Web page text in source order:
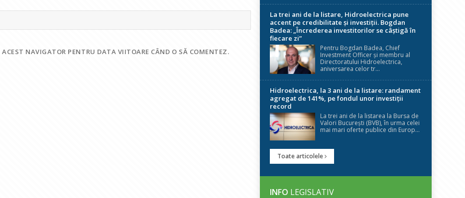
NAVIGATOR PENTRU DATA VIITOARE CÂND O SĂ COMENTEZ.
La trei ani de la listare, Hidroelectrica pune
accent pe credibilitate și investiții. Bogdan
Badea: „Încrederea investitorilor se câștigă în
fiecare zi”
Pentru Bogdan Badea, Chief
Investment Officer și membru al
Directoratului Hidroelectrica,
aniversarea celor tr...
Hidroelectrica, la 3 ani de la listare: randament
agregat de 141%, pe fondul unor investiții
record
La trei ani de la listarea la Bursa de
Valori București (BVB), în urma celei
mai mari oferte publice din Europ...
Toate articolele
INFO LEGISLATIV